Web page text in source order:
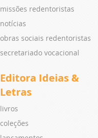
missões redentoristas
notícias
obras sociais redentoristas
secretariado vocacional
Editora Ideias &
Letras
livros
coleções